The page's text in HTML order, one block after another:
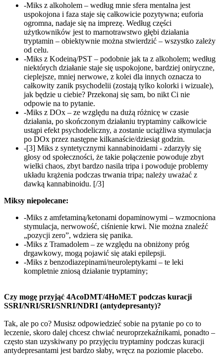
-Miks z alkoholem – według mnie sfera mentalna jest
uspokojona i faza staje się całkowicie pozytywna; euforia
ogromna, nadaje się na imprezę. Według części
użytkowników jest to marnotrawstwo głębi działania
tryptamin – obiektywnie można stwierdzić – wszystko zależy
od celu.
-Miks z Kodeiną/PST – podobnie jak ta z alkoholem; według
niektórych działanie staje się uspokojone, bardziej oniryczne,
cieplejsze, mniej nerwowe, z kolei dla innych oznacza to
całkowity zanik psychodelii (zostają tylko kolorki i wizuale),
jak będzie u ciebie? Przekonaj się sam, bo nikt Ci nie
odpowie na to pytanie.
-Miks z DOx – ze względu na dużą różnicę w czasie
działania, po skończonym działaniu tryptaminy całkowicie
ustąpi efekt psychodeliczny, a zostanie uciążliwa stymulacja
po DOx przez następne kilkanaście/dziesiąt godzin.
-[3] Miks z syntetycznymi kannabinoidami - zdarzyły się
głosy od społeczności, że takie połączenie powoduje zbyt
wielki chaos, zbyt bardzo nasila tripa i powoduje problemy
układu krążenia podczas trwania tripa; należy uważać z
dawką kannabinoidu. [/3]
Miksy niepolecane:
-Miks z amfetaminą/ketonami dopaminowymi – wzmocniona
stymulacja, nerwowość, ciśnienie krwi. Nie można znaleźć
„pozycji zero”, wdziera się panika.
-Miks z Tramadolem – ze względu na obniżony próg
drgawkowy, mogą pojawić się ataki epilepsji.
-Miks z benzodiazepinami/neuroleptykami – te leki
kompletnie zniosą działanie tryptaminy;
Czy mogę przyjąć 4AcoDMT/4HoMET podczas kuracji
SSRI/NRI/SRI/SNRI/NDRI (antydepresanty)?
Tak, ale po co? Musisz odpowiedzieć sobie na pytanie po co to
leczenie, skoro dalej chcesz chwiać neuroprzekaźnikami, ponadto –
często stan uzyskiwany po przyjęciu tryptaminy podczas kuracji
antydepresantami jest bardzo słaby, wręcz na poziomie placebo.